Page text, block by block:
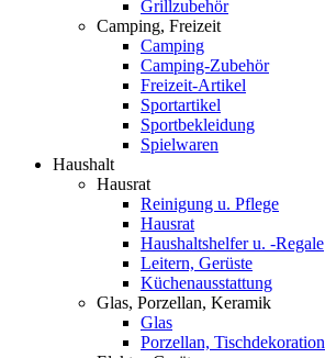
Grillzubehör
Camping, Freizeit
Camping
Camping-Zubehör
Freizeit-Artikel
Sportartikel
Sportbekleidung
Spielwaren
Haushalt
Hausrat
Reinigung u. Pflege
Hausrat
Haushaltshelfer u. -Regale
Leitern, Gerüste
Küchenausstattung
Glas, Porzellan, Keramik
Glas
Porzellan, Tischdekoration